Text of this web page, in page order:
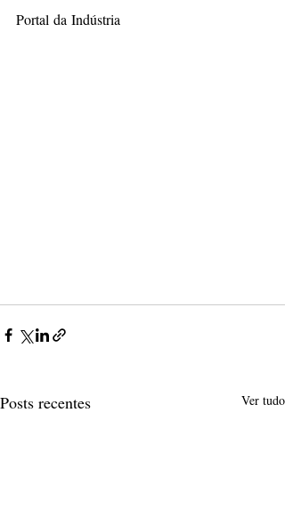
Portal da Indústria
Posts recentes Ver tudo